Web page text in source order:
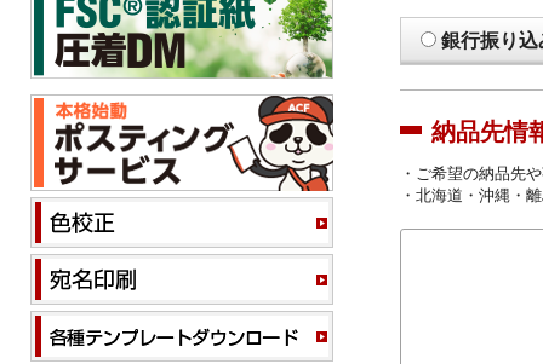
銀行振り込
納品先情
・ご希望の納品先
・北海道・沖縄・